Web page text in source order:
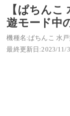
【ぱちんこ
遊モード中
機種名:ぱちんこ 水
最終更新日:2023/11/